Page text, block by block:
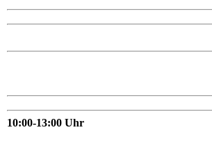
10:00-13:00 Uhr